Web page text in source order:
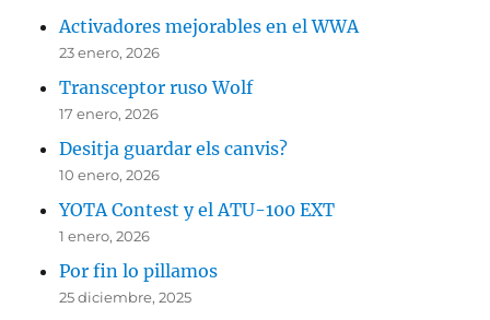
Activadores mejorables en el WWA
23 enero, 2026
Transceptor ruso Wolf
17 enero, 2026
Desitja guardar els canvis?
10 enero, 2026
YOTA Contest y el ATU-100 EXT
1 enero, 2026
Por fin lo pillamos
25 diciembre, 2025